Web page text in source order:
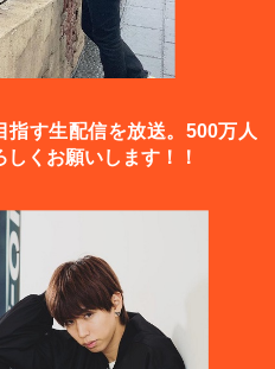
指す生配信を放送。500万人
くお願いします！！